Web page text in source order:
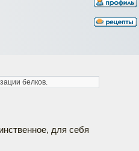
белков.
для себя